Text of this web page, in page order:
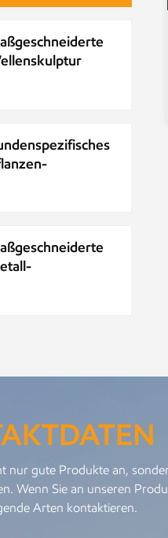
im Park,
nur gute Produkte an,
Wenn Sie an unseren
Arten kontaktieren.